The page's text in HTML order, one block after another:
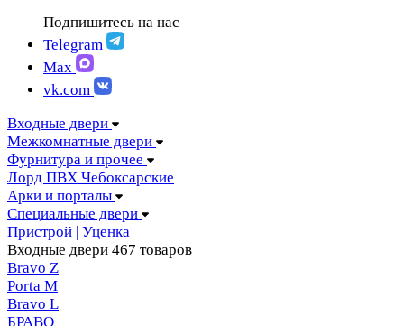
ЛОРД Чебоксары
Складные двери
Скрытые двери
FELICIA | Феличия
FUTURISTIC | Футуристик
ITALY | Италия
KANTRI | Кантри
LUMI LINE | Люми лайн
MIA MARIA | Мия Мария
MILETTI | Милетти
MODERN | Модерн
MOLLE | Молле
MONTE | Монте
PRIMA | Прима
RENAISSANCE | Ренессанс
RILIEVO | Рильево
STYLE | Стайл
TECHNO | Техно
TOCCO | ТОККО
Подпишитесь на нас
Telegram
Max
vk.com
Входные двери
Межкомнатные двери
Фурнитура и прочее
Лорд ПВХ Чебоксарские
Арки и порталы
Специальные двери
Пристрой | Уценка
Входные двери 467 товаров
Bravo Z
Porta М
Bravo L
БРАВО